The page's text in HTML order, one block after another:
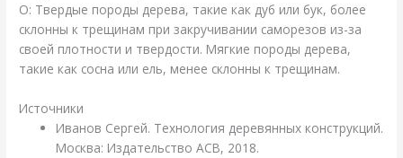
О: Твердые породы дерева, такие как дуб или бук, более
склонны к трещинам при закручивании саморезов из-за
своей плотности и твердости. Мягкие породы дерева,
такие как сосна или ель, менее склонны к трещинам.
Источники
Иванов Сергей. Технология деревянных конструкций.
Москва: Издательство АСВ, 2018.